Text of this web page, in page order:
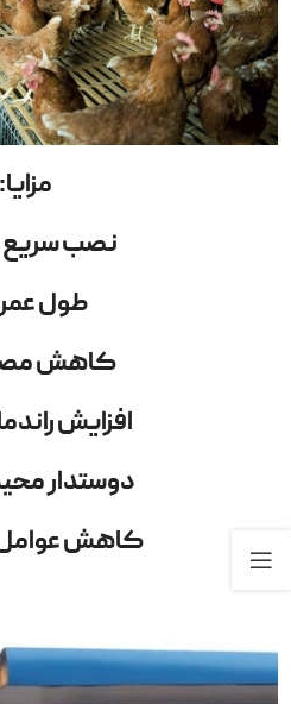
مزایا:
نصب سریع
طول عمر
کاهش
افزایش
دوستدار
کاهش عوامل